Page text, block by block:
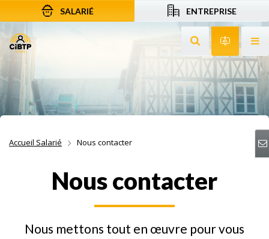
Aller au contenu
Aller à la recherche
Aller à la navigation
SALARIÉ ENTREPRISE
Rechercher sur
Accueil Salarié Nous contacter
Nous contacter
Nous mettons tout en œuvre pour vous